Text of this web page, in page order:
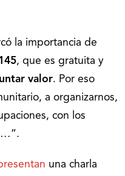
la importancia de
, que es gratuita y
valor. Por eso
a organizarnos,
con los
una charla